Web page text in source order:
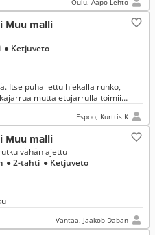
Oulu, Aapo Lehto
Muu malli
● Ketjuveto
Itse puhallettu hiekalla runko,
mutta etujarrulla toimii
Espoo, Kurttis K
Muu malli
vähän ajettu
● 2-tahti ● Ketjuveto
Vantaa, Jaakob Daban